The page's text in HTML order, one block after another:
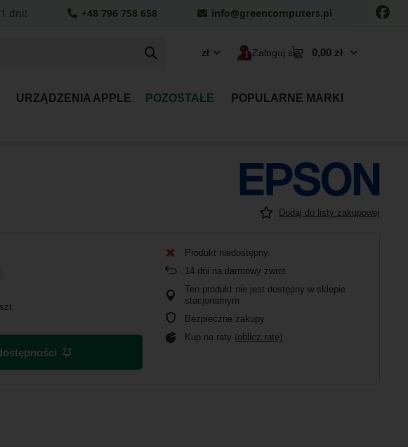
zł Zaloguj się 0,00 zł
URZĄDZENIA APPLE POZOSTAŁE
POPULARNE MARKI
Dodaj do listy zakupowej
szt.
Produkt niedostępny
14 dni na darmowy zwrot
Ten produkt nie jest dostępny w sklepie
stacjonarnym
Bezpieczne zakupy
Kup na raty (oblicz ratę)
dni! +48 796 758 658 info@greencomputers.pl